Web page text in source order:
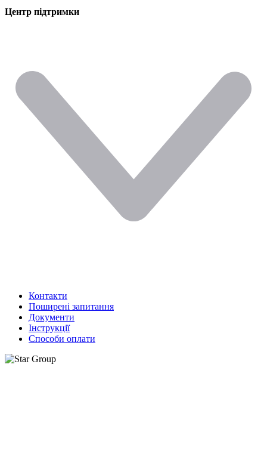
Центр підтримки
Контакти
Поширені запитання
Документи
Інструкції
Способи оплати